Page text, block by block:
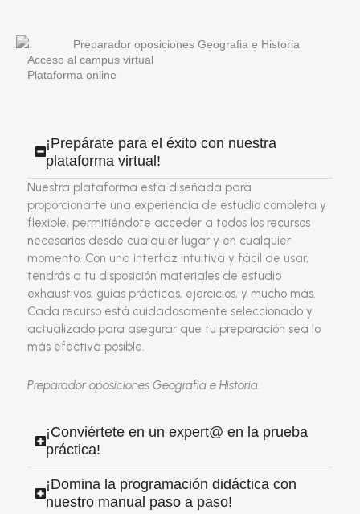
Acceso al campus virtual
Plataforma online
¡Prepárate para el éxito con nuestra
plataforma virtual!
Nuestra plataforma está diseñada para
proporcionarte una experiencia de estudio completa y
flexible, permitiéndote acceder a todos los recursos
necesarios desde cualquier lugar y en cualquier
momento. Con una interfaz intuitiva y fácil de usar,
tendrás a tu disposición materiales de estudio
exhaustivos, guías prácticas, ejercicios, y mucho más.
Cada recurso está cuidadosamente seleccionado y
actualizado para asegurar que tu preparación sea lo
más efectiva posible.
Preparador oposiciones Geografia e Historia.
¡Conviértete en un expert@ en la prueba
práctica!
¡Domina la programación didáctica con
nuestro manual paso a paso!